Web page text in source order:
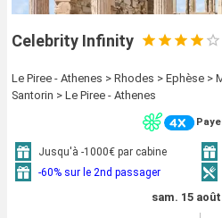
Celebrity Infinity
Le Piree - Athenes > Rhodes > Ephèse
Santorin > Le Piree - Athenes
Jusqu'à -1000€ par cabine
-60% sur le 2nd passager
sam. 15 août